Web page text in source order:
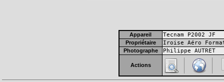
Appareil Tecnam P2002 JF
Propriétaire Iroise Aéro
Photographe Philippe AUTRET
Actions